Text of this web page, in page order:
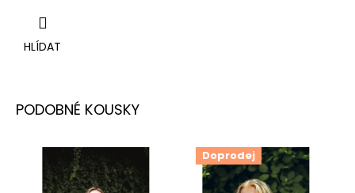
HLÍDAT
Doprodej